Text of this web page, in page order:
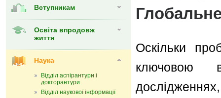
Вступникам
Освіта впродовж
життя
Наука
Відділ аспірантури і
докторантури
Відділ наукової інформації
Оскільки
ключовою